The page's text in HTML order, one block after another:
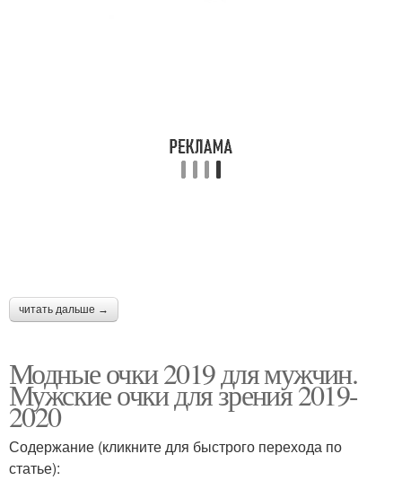
читать дальше →
Модные очки 2019 для мужчин.
Мужские очки для зрения 2019-
2020
Содержание (кликните для быстрого перехода по
статье):